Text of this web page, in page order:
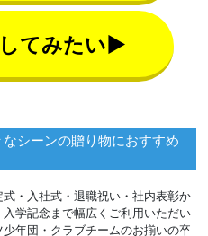
てみたい▶
シーンの贈り物におすすめ
・入社式・退職祝い・社内表彰か
学記念まで幅広くご利用いただい
年団・クラブチームのお揃いの卒